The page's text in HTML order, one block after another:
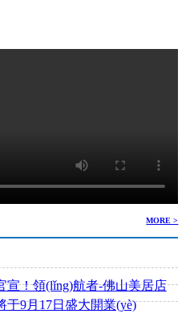
MORE >
宣！領(lǐng)航者-佛山美居店
于9月17日盛大開業(yè)